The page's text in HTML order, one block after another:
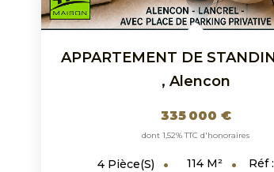
, Alencon
335 000 €
dont 1,52% TTC d'honoraires
4 Pièce(s) 114 M² Réf :